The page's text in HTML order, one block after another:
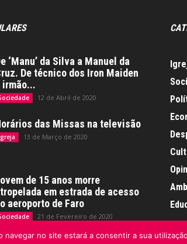
‘Manu’ da Silva a Manuel da
De técnico dos Iron Maiden
irmão...
12 de Abril de 2020
das Missas na televisão
13 de Março de 2020
de 15 anos morre
em estrada de acesso
aeroporto de Faro
21 de Fevereiro de 2020
no site estará a consentir a sua